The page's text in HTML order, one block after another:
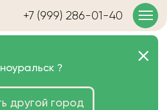
+7 (999) 286-01-40
в
очень
?
другой город